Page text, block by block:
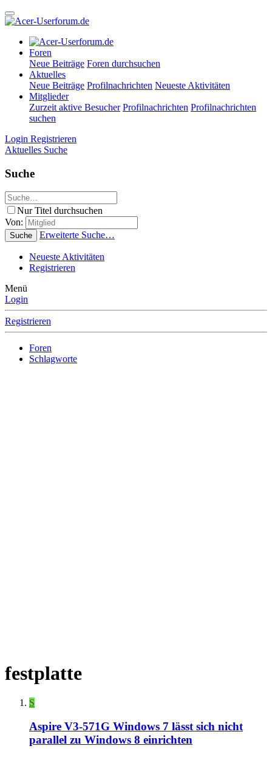
Foren
Neue Beiträge Foren durchsuchen
Aktuelles
Neue Beiträge Profilnachrichten Neueste Aktivitäten
Mitglieder
Zurzeit aktive Besucher Profilnachrichten Profilnachrichten
suchen
Login Registrieren
Aktuelles Suche
Suche
Nur Titel durchsuchen
Von:
Suche Erweiterte Suche…
Neueste Aktivitäten
Registrieren
Menü
Login
Registrieren
Foren
Schlagworte
festplatte
S
Aspire V3-571G Windows 7 lässt sich nicht
parallel zu Windows 8 einrichten